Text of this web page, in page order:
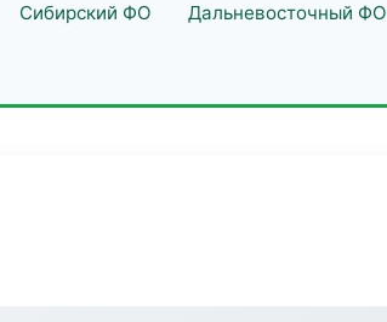
Сибирский ФО Дальневосточный ФО